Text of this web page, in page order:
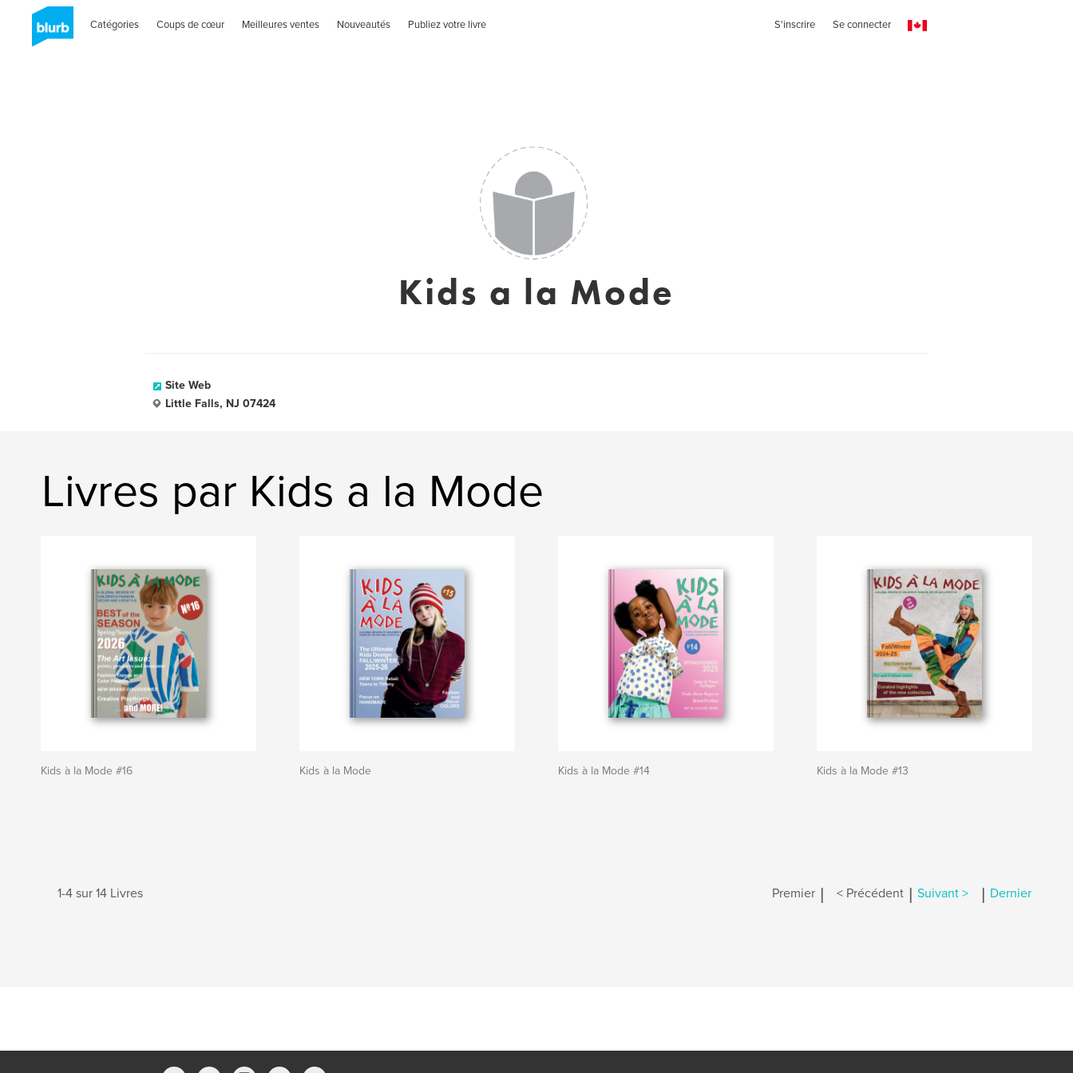
Catégories Coups de cœur Meilleures ventes Nouveautés Publiez votre livre S'inscrire Se connecter
Kids a la Mode
Site Web
Little Falls, NJ 07424
Livres par Kids a la Mode
Kids à la Mode #16 Kids à la Mode Kids à la Mode #14 Kids à la Mode #13
1-4 sur 14 Livres Premier | < Précédent | Suivant > | Dernier